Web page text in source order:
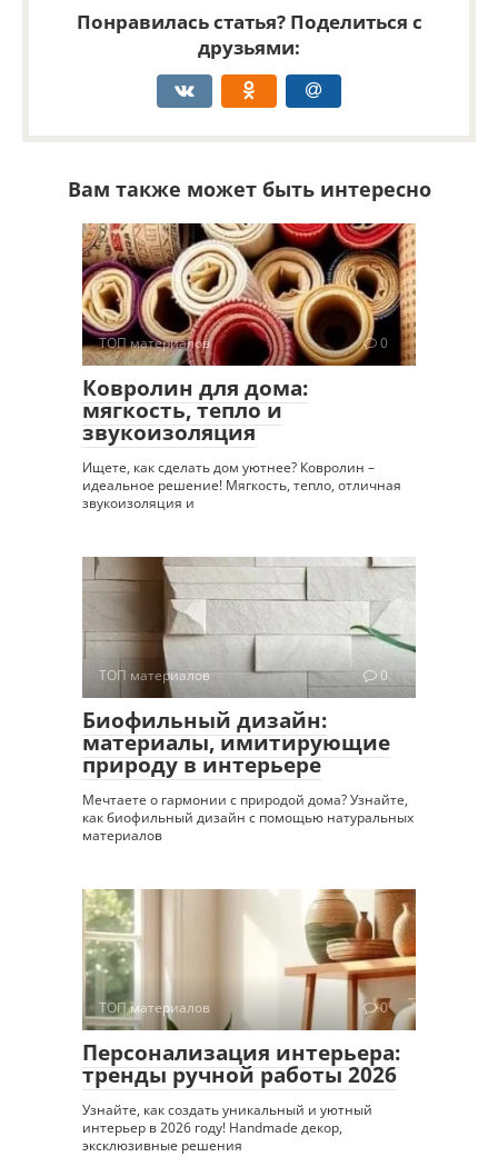
Понравилась статья? Поделиться с
друзьями:
Вам также может быть интересно
ТОП материалов 0
Ковролин для дома:
мягкость, тепло и
звукоизоляция
Ищете, как сделать дом уютнее? Ковролин –
идеальное решение! Мягкость, тепло, отличная
звукоизоляция и
ТОП материалов 0
Биофильный дизайн:
материалы, имитирующие
природу в интерьере
Мечтаете о гармонии с природой дома? Узнайте,
как биофильный дизайн с помощью натуральных
материалов
ТОП материалов 0
Персонализация интерьера:
тренды ручной работы 2026
Узнайте, как создать уникальный и уютный
интерьер в 2026 году! Handmade декор,
эксклюзивные решения